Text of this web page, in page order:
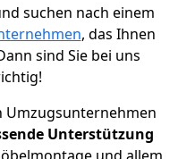
suchen nach einem
, das Ihnen
sind Sie bei uns
Umzugsunternehmen
Unterstützung